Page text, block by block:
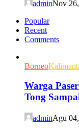
adminNov
Popular
Recent
Comments
Borneo
Warga
Tong
adminAgu